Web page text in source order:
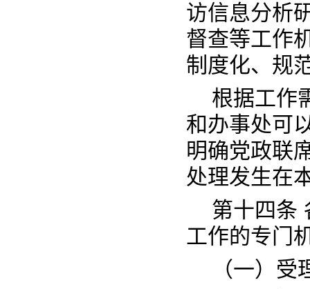
访信息分析
督查等工作
制度化、规
根据工作
和办事处可
明确党政联
处理发生在
第十四条
工作的专门
（一）